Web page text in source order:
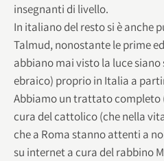
insegnanti di livello.
In italiano del resto si è anche
Talmud, nonostante le prime
abbiano mai visto la luce
ebraico) proprio in Italia a
Abbiamo un trattato completo
cura del cattolico (che nella
che a Roma stanno attenti a
su internet a cura del rabbino